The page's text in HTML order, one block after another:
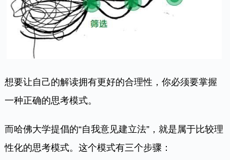
想要让自己的解读拥有更好的合理性，你必须要掌握
一种正确的思考模式。
而哈佛大学提倡的“自我意见建立法”，就是属于比较理
性化的思考模式。这个模式有三个步骤：